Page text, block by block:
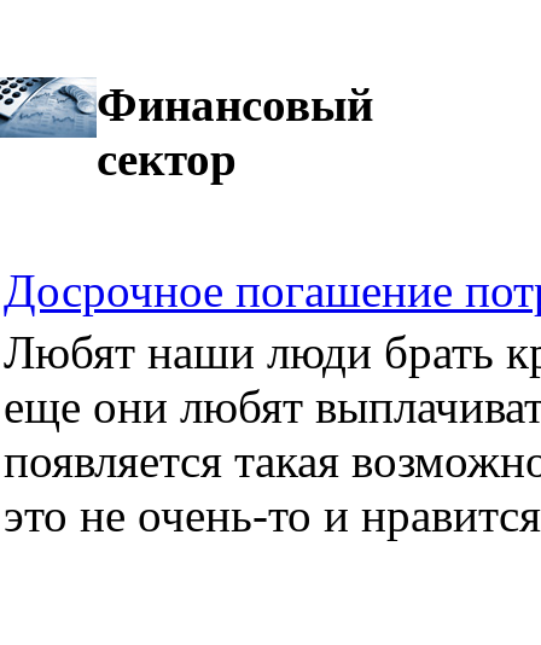
Финансовый
сектор
Досрочное погашение
Любят наши люди брать
еще они любят
появляется такая
это не очень-то и